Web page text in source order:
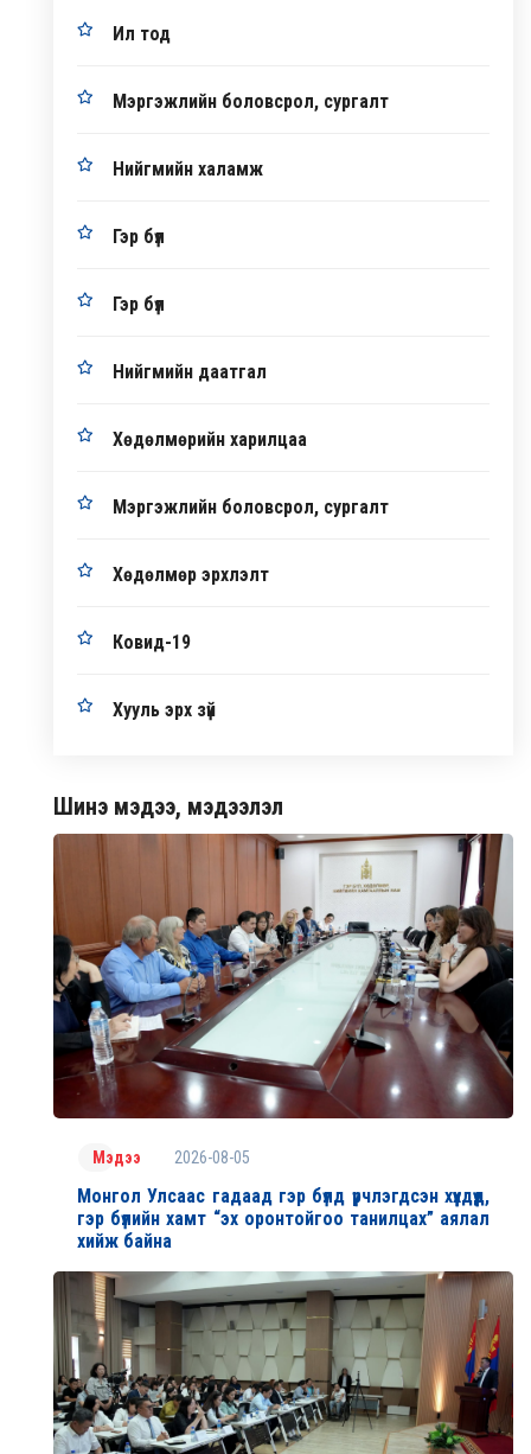
Ил тод
Мэргэжлийн боловсрол, сургалт
Нийгмийн халамж
Гэр бүл
Гэр бүл
Нийгмийн даатгал
Хөдөлмөрийн харилцаа
Мэргэжлийн боловсрол, сургалт
Хөдөлмөр эрхлэлт
Ковид-19
Хууль эрх зүй
Шинэ мэдээ, мэдээлэл
Мэдээ 2026-08-05
Монгол Улсаас гадаад гэр бүлд үрчлэгдсэн хүүхдүүд,
гэр бүлийн хамт “эх оронтойгоо танилцах” аялал
хийж байна